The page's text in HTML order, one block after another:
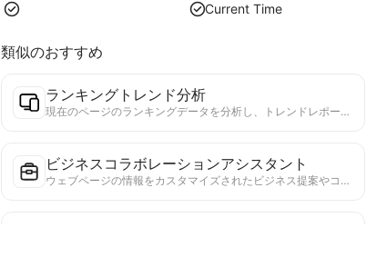
Current Time
類似のおすすめ
ランキングトレンド分析
現在のページのランキングデータを分析し、トレンドレポートを生成します。人気のカテゴリ、急成長している製品タイプ、新興技術を特定します。最新の製品トレンドと市場動向を理解するための即時市場インサイトを提供します。
ビジネスコラボレーションアシスタント
ウェブページの情報をカスタマイズされたビジネス提案やコラボレーションメッセージに変換し、既成のテンプレートとフォローガイドを提供して、協力プロセスを簡素化します。